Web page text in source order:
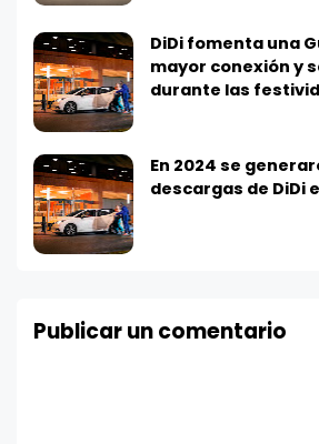
DiDi fomenta una
mayor conexión y
durante las
En 2024 se
descargas de DiDi
Publicar un comentario